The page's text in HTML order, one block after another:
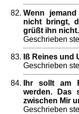
Wenn
nicht bringt,
grüßt ihn nicht.
Geschrieben
Iß Reines und
Geschrieben
Ihr sollt am
werden. Das
zwischen Mir
Geschrieben